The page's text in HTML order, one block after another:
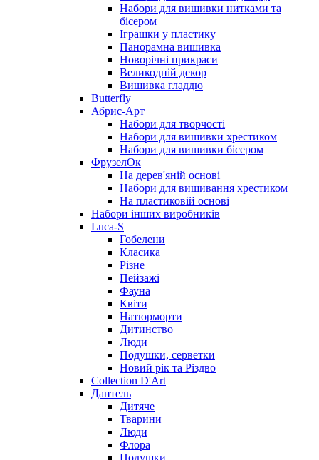
Набори для вишивки нитками та
бісером
Іграшки у пластику
Панорамна вишивка
Новорічні прикраси
Великодній декор
Вишивка гладдю
Butterfly
Абрис-Арт
Набори для творчості
Набори для вишивки хрестиком
Набори для вишивки бісером
ФрузелОк
На дерев'яній основі
Набори для вишивання хрестиком
На пластиковій основі
Набори інших виробників
Luca-S
Гобелени
Класика
Різне
Пейзажі
Фауна
Квіти
Натюрморти
Дитинство
Люди
Подушки, серветки
Новий рік та Різдво
Collection D'Art
Дантель
Дитяче
Тварини
Люди
Флора
Подушки